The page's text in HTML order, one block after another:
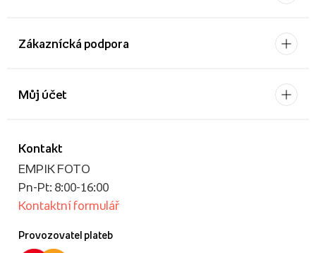
Zákaznícká podpora
Kontakt
EMPIK FOTO
Pn-Pt: 8:00-16:00
Kontaktní formulář
Provozovatel plateb
Můj účet